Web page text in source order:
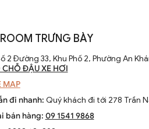
TRƯNG BÀY
2 Đường 33, Khu Phố 2, Phường An
CHỖ ĐẬU XE HƠI
MAP
đi nhanh: Quý khách đi tới 278 Trần
bán hàng: 09 1541 9868